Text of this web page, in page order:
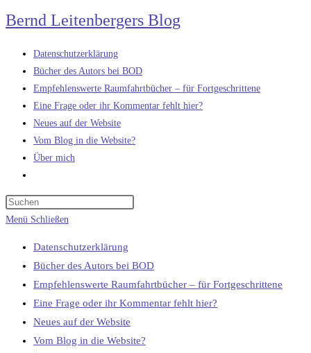
Zum
Inhalt
springen
Bernd Leitenbergers Blog
Datenschutzerklärung
Bücher des Autors bei BOD
Empfehlenswerte Raumfahrtbücher – für Fortgeschrittene
Eine Frage oder ihr Kommentar fehlt hier?
Neues auf der Website
Vom Blog in die Website?
Über mich
umschalten
Menü Schließen
Datenschutzerklärung
Bücher des Autors bei BOD
Empfehlenswerte Raumfahrtbücher – für Fortgeschrittene
Eine Frage oder ihr Kommentar fehlt hier?
Neues auf der Website
Vom Blog in die Website?